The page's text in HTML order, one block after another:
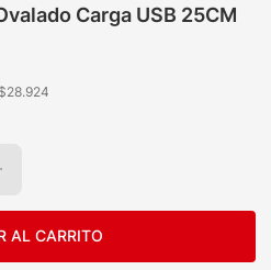
Carga USB 25CM
28.924
AL CARRITO